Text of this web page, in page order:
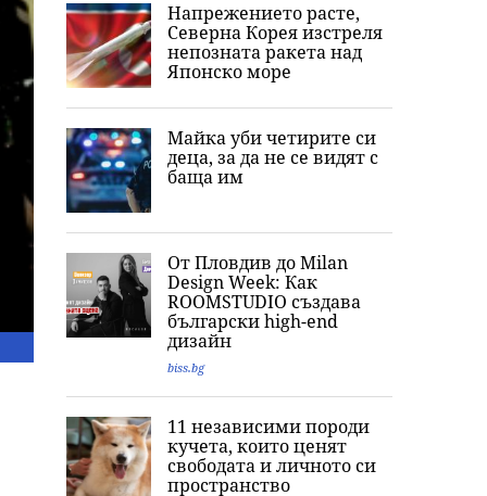
Напрежението расте,
Северна Корея изстреля
непозната ракета над
Японско море
Майка уби четирите си
деца, за да не се видят с
баща им
От Пловдив до Milan
Design Week: Как
ROOMSTUDIO създава
български high-end
дизайн
biss.bg
11 независими породи
кучета, които ценят
свободата и личното си
пространство